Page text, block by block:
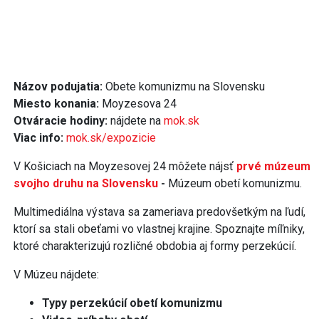
Názov podujatia: Obete komunizmu na Slovensku
Miesto konania: Moyzesova 24
Otváracie hodiny: nájdete na mok.sk
Viac info: mok.sk/expozicie
V Košiciach na Moyzesovej 24 môžete nájsť prvé múzeum
svojho druhu na Slovensku - Múzeum obetí komunizmu.
Multimediálna výstava sa zameriava predovšetkým na ľudí,
ktorí sa stali obeťami vo vlastnej krajine. Spoznajte míľniky,
ktoré charakterizujú rozličné obdobia aj formy perzekúcií.
V Múzeu nájdete:
Typy perzekúcií obetí komunizmu